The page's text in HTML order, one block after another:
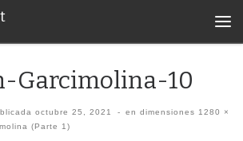
Garcimolina-10
octubre 25, 2021 - en dimensiones 1280 ×
(Parte 1)